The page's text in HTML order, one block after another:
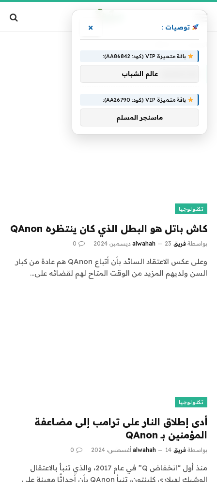
تكنولوجيا
كاش باتل هو البطل الذي كان ينتظره QAnon
بواسطة فريق alwahah 23 ديسمبر، 2024 0
وعلى عكس الاعتقاد السائد بأن أتباع QAnon هم عادة من كبار
السن ولديهم المزيد من الوقت المتاح لهم لقضائه على…
تكنولوجيا
أدى إطلاق النار على ترامب إلى مضاعفة
المؤمنين بـ QAnon
بواسطة فريق alwahah 14 أغسطس، 2024 0
منذ أول “انخفاض Q” في عام 2017، والذي تنبأ بالاعتقال
الوشيك لهيلاري كلينتون، تنبأ QAnon بأن أحداثًا معينة على
توصيات : ×
باقة متميزة VIP (كود: AA86842):
عالم الشباب
باقة متميزة VIP (كود: AA26790):
ماسنجر المسلم